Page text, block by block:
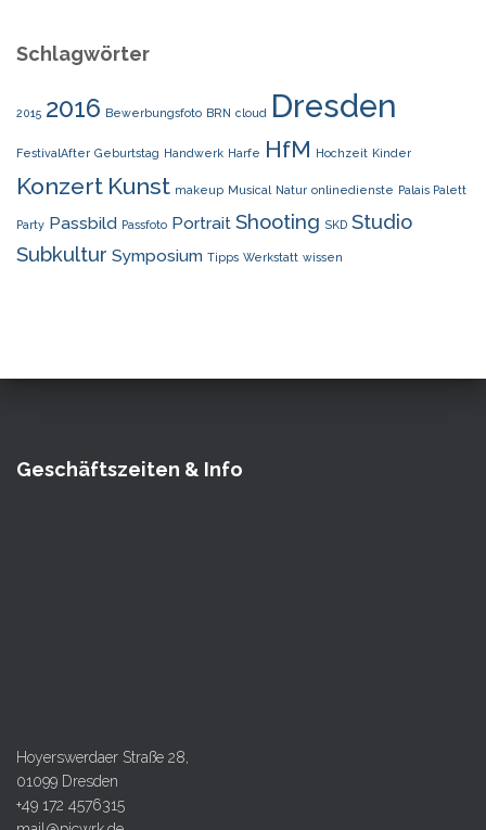
Schlagwörter
2015 2016 Bewerbungsfoto BRN cloud Dresden
FestivalAfter Geburtstag Handwerk Harfe HfM Hochzeit Kinder
Konzert Kunst makeup Musical Natur onlinedienste Palais Palett
Party Passbild Passfoto Portrait Shooting SKD Studio
Subkultur Symposium Tipps Werkstatt wissen
Geschäftszeiten & Info
Hoyerswerdaer Straße 28,
01099 Dresden
+49 172 4576315